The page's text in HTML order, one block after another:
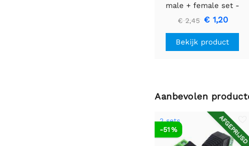
male + female set -
5,5mm x 2,1mm naar
kroonsteen
€ 2,45 € 1,20
Bekijk product
Aanbevolen
AFGEPRIJSD
2 sets
-51 %